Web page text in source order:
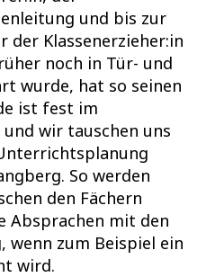
und bis zur
der Klassenerzieher:in
noch in Tür- und
wurde, hat so seinen
ist fest im
wir tauschen uns
So werden
den Fächern
Absprachen mit den
wenn zum Beispiel ein
wird.